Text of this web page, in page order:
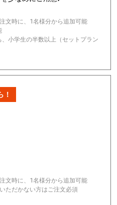
文時に、1名様分から追加可能
小学生の半数以上（セットプラン
！
文時に、1名様分から追加可能
ただかない方はご注文必須